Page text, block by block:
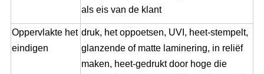
als eis van de klant
Oppervlakte het
eindigen
druk, het oppoetsen, UVI, heet-stempelt,
glanzende of matte laminering, in reliëf
maken, heet-gedrukt door hoge die